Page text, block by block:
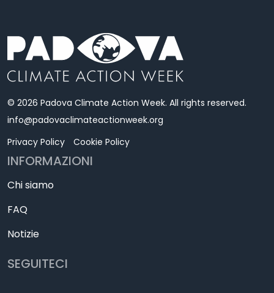
© 2026 Padova Climate Action Week. All rights reserved.
info@padovaclimateactionweek.org
Privacy Policy
Cookie Policy
INFORMAZIONI
Chi siamo
FAQ
Notizie
SEGUITECI